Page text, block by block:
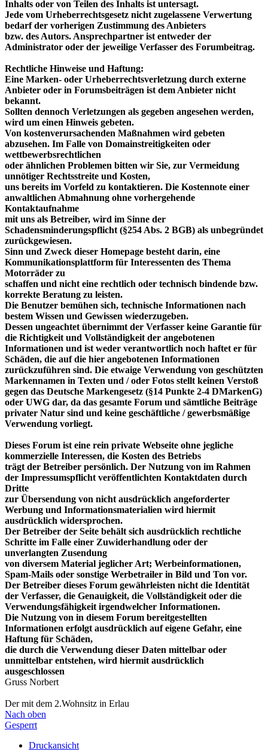
Inhalts oder von Teilen des Inhalts ist untersagt.
Jede vom Urheberrechtsgesetz nicht zugelassene Verwertung
bedarf der vorherigen Zustimmung des Anbieters
bzw. des Autors. Ansprechpartner ist entweder der
Administrator oder der jeweilige Verfasser des Forumbeitrag.
Rechtliche Hinweise und Haftung:
Eine Marken- oder Urheberrechtsverletzung durch externe
Anbieter oder in Forumsbeiträgen ist dem Anbieter nicht
bekannt.
Sollten dennoch Verletzungen als gegeben angesehen werden,
wird um einen Hinweis gebeten.
Von kostenverursachenden Maßnahmen wird gebeten
abzusehen. Im Falle von Domainstreitigkeiten oder
wettbewerbsrechtlichen
oder ähnlichen Problemen bitten wir Sie, zur Vermeidung
unnötiger Rechtsstreite und Kosten,
uns bereits im Vorfeld zu kontaktieren. Die Kostennote einer
anwaltlichen Abmahnung ohne vorhergehende
Kontaktaufnahme
mit uns als Betreiber, wird im Sinne der
Schadensminderungspflicht (§254 Abs. 2 BGB) als unbegründet
zurückgewiesen.
Sinn und Zweck dieser Homepage besteht darin, eine
Kommunikationsplattform für Interessenten des Thema
Motorräder zu
schaffen und nicht eine rechtlich oder technisch bindende bzw.
korrekte Beratung zu leisten.
Die Benutzer bemühen sich, technische Informationen nach
bestem Wissen und Gewissen wiederzugeben.
Dessen ungeachtet übernimmt der Verfasser keine Garantie für
die Richtigkeit und Vollständigkeit der angebotenen
Informationen und ist weder verantwortlich noch haftet er für
Schäden, die auf die hier angebotenen Informationen
zurückzuführen sind. Die etwaige Verwendung von geschützten
Markennamen in Texten und / oder Fotos stellt keinen Verstoß
gegen das Deutsche Markengesetz (§14 Punkte 2-4 DMarkenG)
oder UWG dar, da das gesamte Forum und sämtliche Beiträge
privater Natur sind und keine geschäftliche / gewerbsmäßige
Verwendung vorliegt.
Dieses Forum ist eine rein private Webseite ohne jegliche
kommerzielle Interessen, die Kosten des Betriebs
trägt der Betreiber persönlich. Der Nutzung von im Rahmen
der Impressumspflicht veröffentlichten Kontaktdaten durch
Dritte
zur Übersendung von nicht ausdrücklich angeforderter
Werbung und Informationsmaterialien wird hiermit
ausdrücklich widersprochen.
Der Betreiber der Seite behält sich ausdrücklich rechtliche
Schritte im Falle einer Zuwiderhandlung oder der
unverlangten Zusendung
von diversem Material jeglicher Art; Werbeinformationen,
Spam-Mails oder sonstige Werbetrailer in Bild und Ton vor.
Der Betreiber dieses Forum gewährleisten nicht die Identität
der Verfasser, die Genauigkeit, die Vollständigkeit oder die
Verwendungsfähigkeit irgendwelcher Informationen.
Die Nutzung von in diesem Forum bereitgestellten
Informationen erfolgt ausdrücklich auf eigene Gefahr, eine
Haftung für Schäden,
die durch die Verwendung dieser Daten mittelbar oder
unmittelbar entstehen, wird hiermit ausdrücklich
ausgeschlossen
Gruss Norbert
Der mit dem 2.Wohnsitz in Erlau
Nach oben
Gesperrt
Druckansicht